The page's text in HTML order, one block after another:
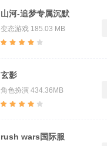
山河-追梦专属沉默
变态游戏 185.03 MB
玄影
角色扮演 434.36MB
rush wars国际服